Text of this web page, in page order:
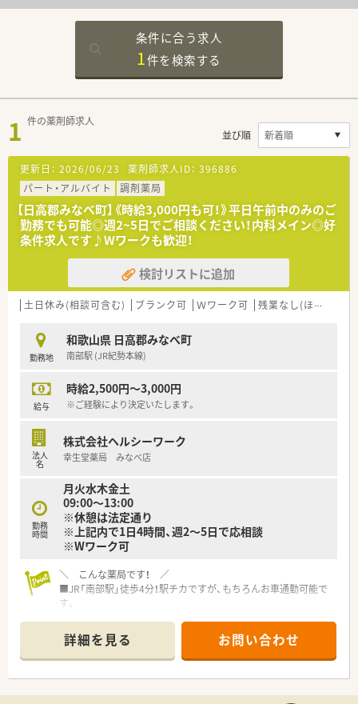
条件に合う求人
1件を検索する
1 件の薬剤師求人
並び順
更新日： 2026/06/23 薬剤師求人ID： 396886
パート・アルバイト
調剤薬局
【日高郡みなべ町】《時給3,000円も可！》平日午前中のみのご
勤務でも可能◎週2~5日でご相談ください！内科メイン◎好
条件求人です♪Wワークも歓迎！
検討リストに追加
土日休み(相談可含む) ブランク可 Ｗワーク可 残業なし(ほぼなし含む)
勤務地
和歌山県 日高郡みなべ町
南部駅 (JR紀勢本線)
給与
時給2,500円～3,000円
※ご経験により決定いたします。
法人
名
株式会社ヘルシーワーク
幸生堂薬局 みなべ店
勤務
時間
月火水木金土
09:00～13:00
※休憩は法定通り
※上記内で1日4時間、週2～5日で応相談
※Wワーク可
＼ こんな薬局です！ ／
■JR「南部駅」徒歩4分！駅チカですが、もちろんお車通勤可能で
す。
す。
■内科クリニックに隣接しており、平日のみの開局で終業も17
時か18時と早い店舗です。
詳細を見る お問い合わせ